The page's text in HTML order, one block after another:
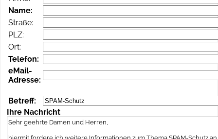
Name:
Straße:
PLZ:
Ort:
Telefon:
eMail-
Adresse:
Betreff:
Ihre Nachricht